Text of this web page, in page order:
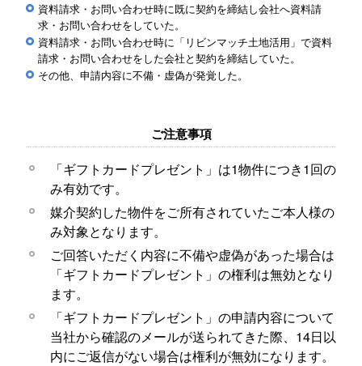
資料請求・お問い合わせ時に既に契約を締結し会社へ資料請
求・お問い合わせをしていた。
資料請求・お問い合わせ時に「リビンマッチ土地活用」で資料
請求・お問い合わせをした会社と契約を締結していた。
その他、申請内容に不備・虚偽が発覚した。
ご注意事項
「ギフトカードプレゼント」は1物件につき1回の
み有効です。
媒介契約した物件をご所有されていたご本人様の
み対象となります。
ご回答いただく内容に不備や虚偽があった場合は
「ギフトカードプレゼント」の権利は無効となり
ます。
「ギフトカードプレゼント」の申請内容について
当社から確認のメールが送られてきた際、14日以
内にご返信がない場合は権利が無効になります。